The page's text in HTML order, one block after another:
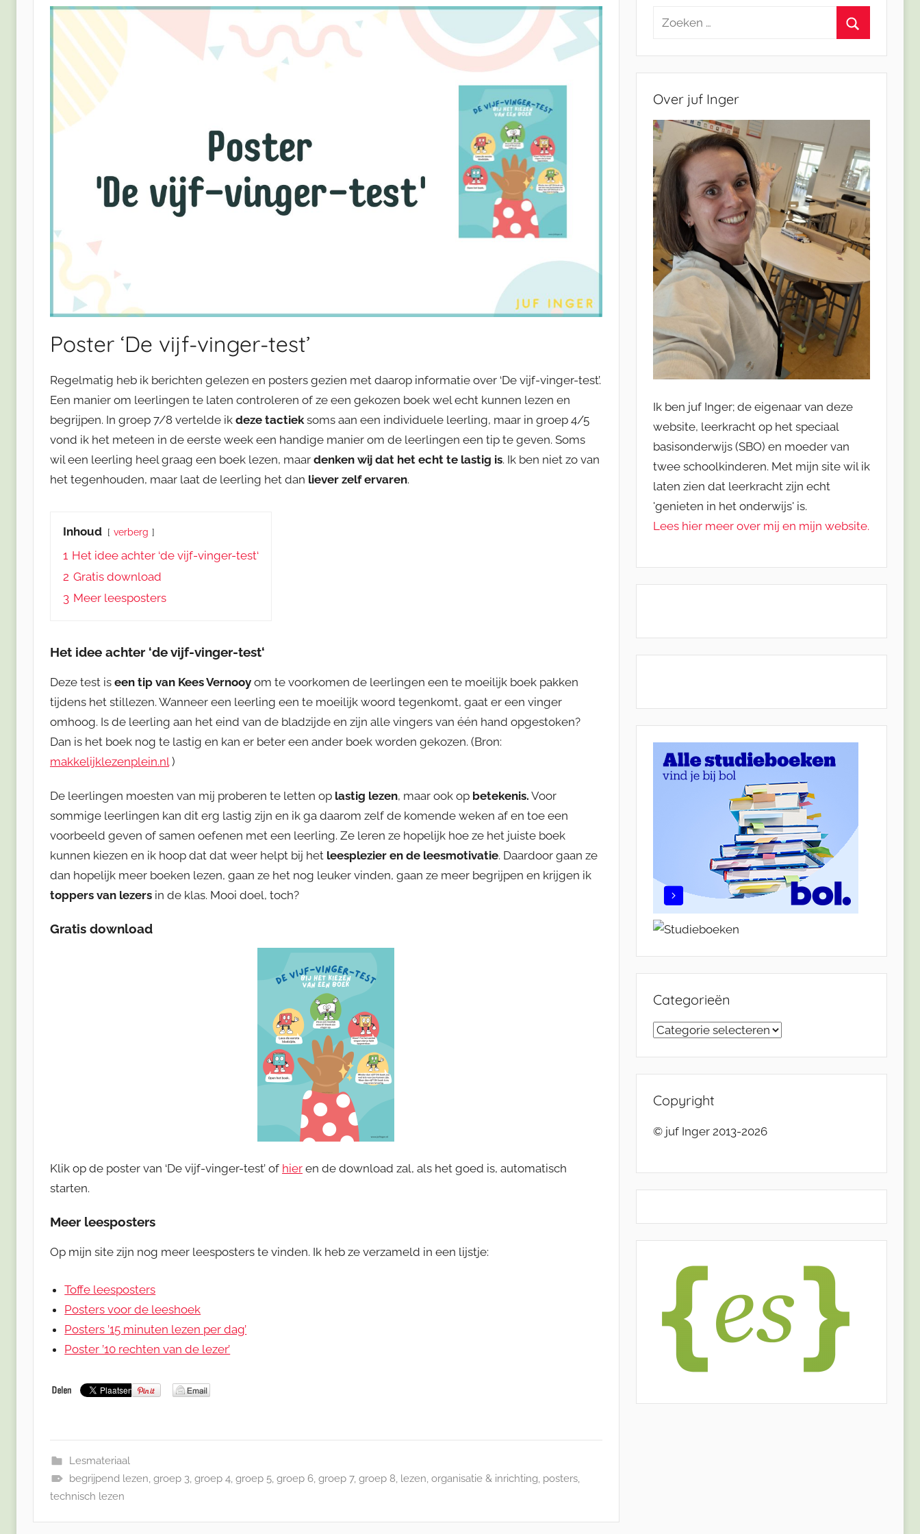
Poster ‘De vijf-vinger-test’
Regelmatig heb ik berichten gelezen en posters gezien met daarop informatie over ‘De vijf-vinger-test’.
Een manier om leerlingen te laten controleren of ze een gekozen boek wel echt kunnen lezen en
begrijpen. In groep 7/8 vertelde ik deze tactiek soms aan een individuele leerling, maar in groep 4/5
vond ik het meteen in de eerste week een handige manier om de leerlingen een tip te geven. Soms
wil een leerling heel graag een boek lezen, maar denken wij dat het echt te lastig is. Ik ben niet zo van
het tegenhouden, maar laat de leerling het dan liever zelf ervaren.
Inhoud verberg
1 Het idee achter ‘de vijf-vinger-test‘
2 Gratis download
3 Meer leesposters
Het idee achter ‘de vijf-vinger-test‘
Deze test is een tip van Kees Vernooy om te voorkomen de leerlingen een te moeilijk boek pakken
tijdens het stillezen. Wanneer een leerling een te moeilijk woord tegenkomt, gaat er een vinger
omhoog. Is de leerling aan het eind van de bladzijde en zijn alle vingers van één hand opgestoken?
Dan is het boek nog te lastig en kan er beter een ander boek worden gekozen. (Bron:
makkelijklezenplein.nl )
De leerlingen moesten van mij proberen te letten op lastig lezen, maar ook op betekenis. Voor
sommige leerlingen kan dit erg lastig zijn en ik ga daarom zelf de komende weken af en toe een
voorbeeld geven of samen oefenen met een leerling. Ze leren ze hopelijk hoe ze het juiste boek
kunnen kiezen en ik hoop dat dat weer helpt bij het leesplezier en de leesmotivatie. Daardoor gaan ze
dan hopelijk meer boeken lezen, gaan ze het nog leuker vinden, gaan ze meer begrijpen en krijgen ik
toppers van lezers in de klas. Mooi doel, toch?
Gratis download
Klik op de poster van ‘De vijf-vinger-test’ of hier en de download zal, als het goed is, automatisch
starten.
Meer leesposters
Op mijn site zijn nog meer leesposters te vinden. Ik heb ze verzameld in een lijstje:
Toffe leesposters
Posters voor de leeshoek
Posters ’15 minuten lezen per dag’
Poster ’10 rechten van de lezer’
Lesmateriaal
begrijpend lezen, groep 3, groep 4, groep 5, groep 6, groep 7, groep 8, lezen, organisatie & inrichting, posters,
technisch lezen
Zoeken
Over juf Inger
Ik ben juf Inger; de eigenaar van deze
website, leerkracht op het speciaal
basisonderwijs (SBO) en moeder van
twee schoolkinderen. Met mijn site wil ik
laten zien dat leerkracht zijn echt
'genieten in het onderwijs' is.
Lees hier meer over mij en mijn website.
Categorieën
Categorieën
Copyright
© juf Inger 2013-2026